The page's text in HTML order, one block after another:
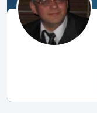
Башун